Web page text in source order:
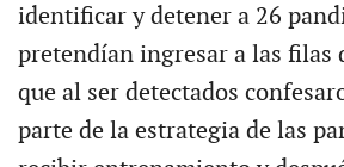
identificar y detener a 26
pretendían ingresar a las filas
que al ser detectados
parte de la estrategia de las